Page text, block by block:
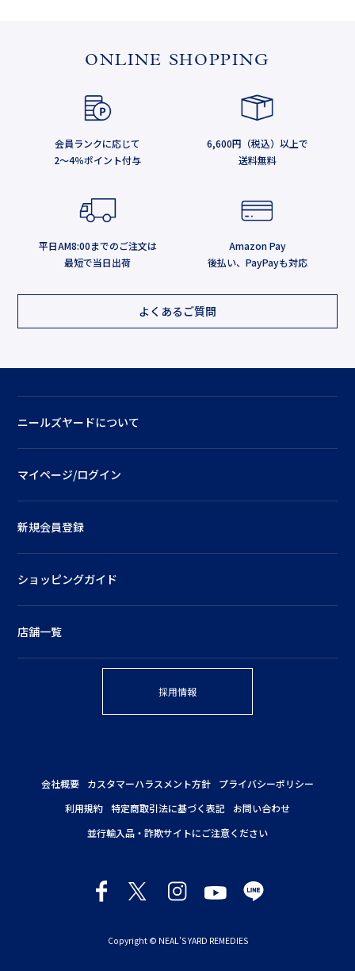
ONLINE SHOPPING
会員ランクに応じて
2～4％ポイント付与
6,600円（税込）以上で
送料無料
平日AM8:00までのご注文は
最短で当日出荷
Amazon Pay
後払い、PayPayも対応
よくあるご質問
ニールズヤードについて
マイページ/ログイン
新規会員登録
ショッピングガイド
店舗一覧
採用情報
会社概要 カスタマーハラスメント方針
プライバシーポリシー
利用規約 特定商取引法に基づく表記
お問い合わせ
並行輸入品・詐欺サイトにご注意ください
Copyright © NEAL'S YARD REMEDIES